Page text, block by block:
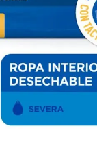
Protectores diarios
Copas menstruales
Tampones
Toallas con y sin
Protectores